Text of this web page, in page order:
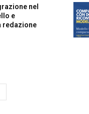
e
nel
e
Autorizzo
Cliccando su